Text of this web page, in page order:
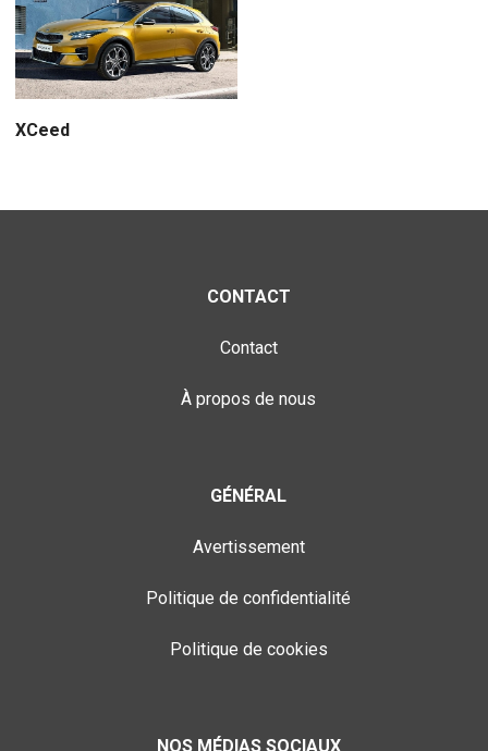
XCeed
CONTACT
Contact
À propos de nous
GÉNÉRAL
Avertissement
Politique de confidentialité
Politique de cookies
NOS MÉDIAS SOCIAUX